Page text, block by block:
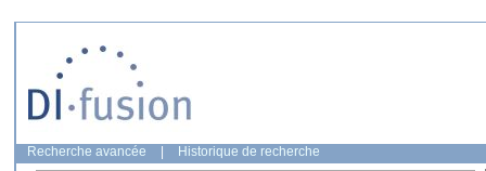
Recherche avancée Historique de recherche